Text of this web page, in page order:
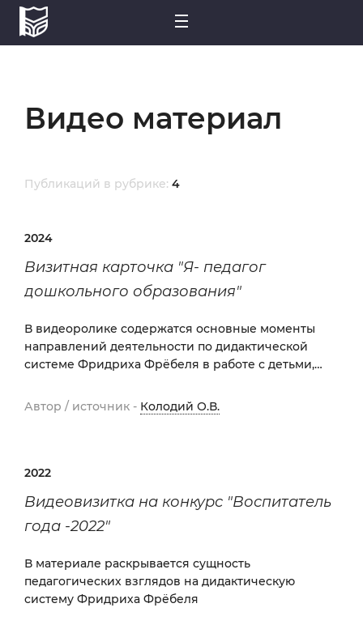
Видео материал
Публикаций в рубрике: 4
2024
Визитная карточка "Я- педагог
дошкольного образования"
В видеоролике содержатся основные моменты
направлений деятельности по дидактической
системе Фридриха Фрёбеля в работе с детьми,
Автор / источник - Колодий О.В.
2022
Видеовизитка на конкурс "Воспитатель
года -2022"
В материале раскрывается сущность
педагогических взглядов на дидактическую
систему Фридриха Фрёбеля